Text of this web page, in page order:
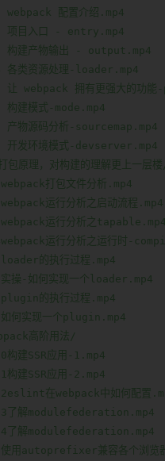
配置介绍.mp4
目入口 - entry.mp4
建产物输出 - output.mp4
类资源处理-loader.mp4
webpack 拥有更强大的功能
建模式-mode.mp4
物源码分析-sourcemap.mp4
发环境模式-devserver.mp4
包原理，对构建的理解更上一层
打包文件分析.mp4
运行分析之启动流程.mp4
运行分析之tapable.mp4
运行分析之运行时-
的执行过程.mp4
-如何实现一个loader.mp4
的执行过程.mp4
实现一个plugin.mp4
高阶用法/
建SSR应用-1.mp4
建SSR应用-2.mp4
在webpack中如何配置
解modulefederation.mp4
解modulefederation.mp4
autoprefixer兼容各个浏览器